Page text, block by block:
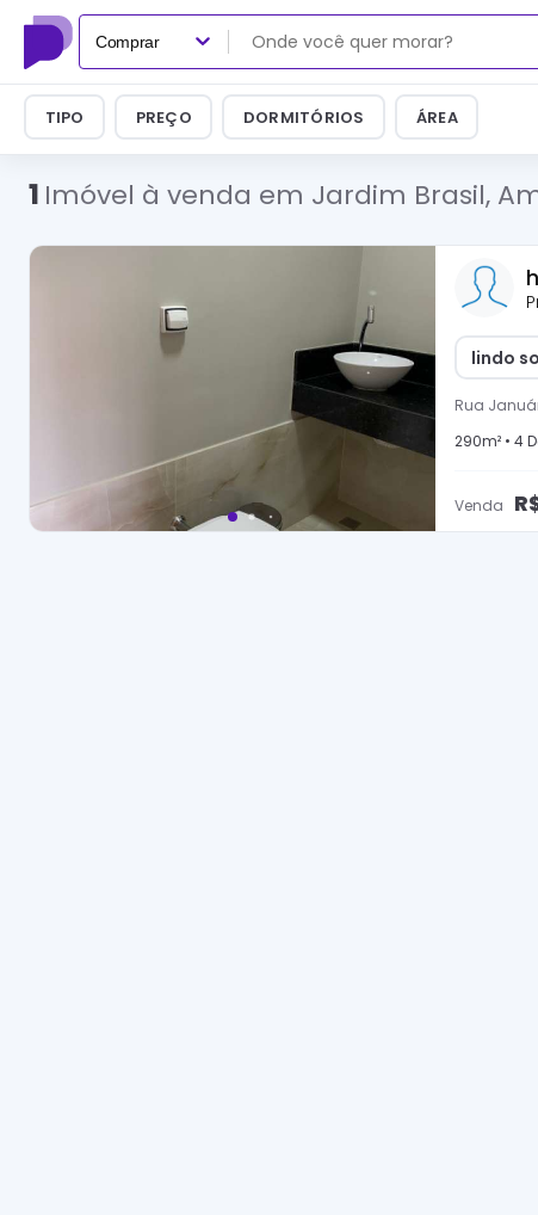
Comprar
TIPO PREÇO DORMITÓRIOS ÁREA
1 Imóvel à venda em Jardim Brasil,
lindo
Rua
290m² • 4
Venda